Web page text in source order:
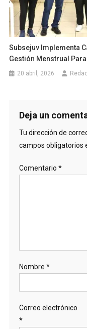
Subsejuv Implementa
Gestión Menstrual
20 abril, 2026
Deja un
Tu dirección de
campos obligatorios
Comentario *
Nombre *
Correo electrónico
*